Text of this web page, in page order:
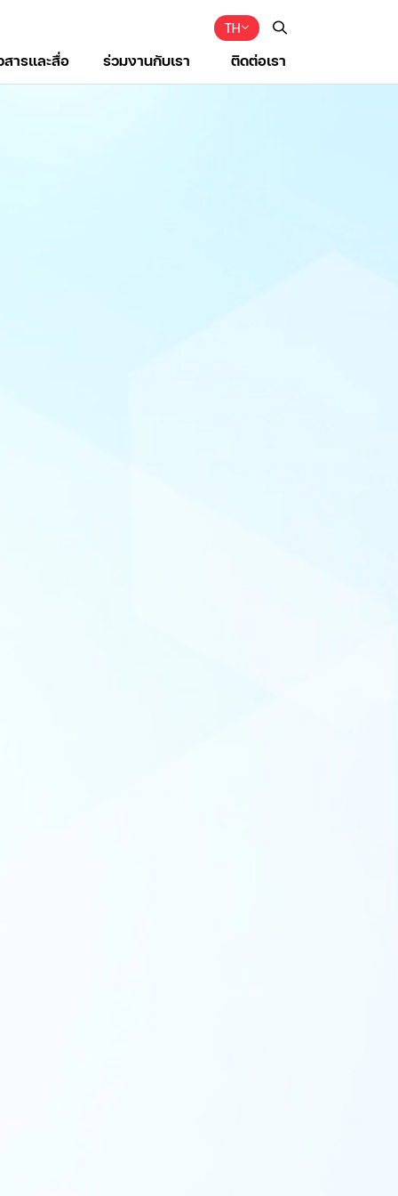
TH
สารและสื่อ ร่วมงานกับเรา ติดต่อเรา